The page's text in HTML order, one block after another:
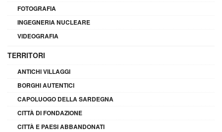
FOTOGRAFIA
INGEGNERIA NUCLEARE
VIDEOGRAFIA
TERRITORI
ANTICHI VILLAGGI
BORGHI AUTENTICI
CAPOLUOGO DELLA SARDEGNA
CITTÀ DI FONDAZIONE
CITTÀ E PAESI ABBANDONATI